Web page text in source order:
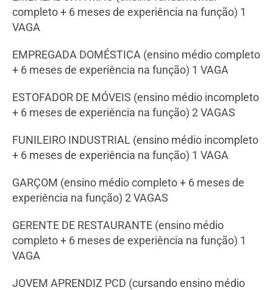
completo + 6 meses de experiência na função) 1
VAGA
EMPREGADA DOMÉSTICA (ensino médio completo
+ 6 meses de experiência na função) 1 VAGA
ESTOFADOR DE MÓVEIS (ensino médio incompleto
+ 6 meses de experiência na função) 2 VAGAS
FUNILEIRO INDUSTRIAL (ensino médio incompleto
+ 6 meses de experiência na função) 1 VAGA
GARÇOM (ensino médio completo + 6 meses de
experiência na função) 2 VAGAS
GERENTE DE RESTAURANTE (ensino médio
completo + 6 meses de experiência na função) 1
VAGA
JOVEM APRENDIZ PCD (cursando ensino médio